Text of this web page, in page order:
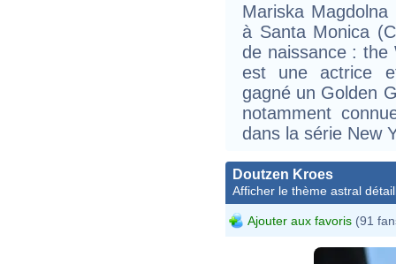
Mariska
à Santa Monica
de naissance : the
est une actrice
gagné un Golden
notamment
dans la série New
Doutzen Kroes
Afficher le thème astral
Ajouter aux favoris (91